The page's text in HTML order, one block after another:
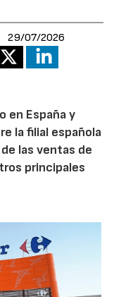
29/07/2026
en España y
la filial española
las ventas de
principales